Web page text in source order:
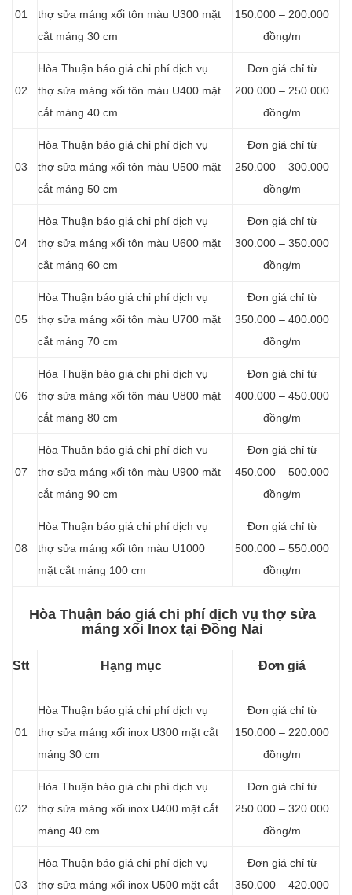
01
thợ sửa máng xối tôn màu U300 mặt
cắt máng 30 cm
150.000 – 200.000
đồng/m
02
Hòa Thuận báo giá chi phí dịch vụ
thợ sửa máng xối tôn màu U400 mặt
cắt máng 40 cm
Đơn giá chỉ từ
200.000 – 250.000
đồng/m
03
Hòa Thuận báo giá chi phí dịch vụ
thợ sửa máng xối tôn màu U500 mặt
cắt máng 50 cm
Đơn giá chỉ từ
250.000 – 300.000
đồng/m
04
Hòa Thuận báo giá chi phí dịch vụ
thợ sửa máng xối tôn màu U600 mặt
cắt máng 60 cm
Đơn giá chỉ từ
300.000 – 350.000
đồng/m
05
Hòa Thuận báo giá chi phí dịch vụ
thợ sửa máng xối tôn màu U700 mặt
cắt máng 70 cm
Đơn giá chỉ từ
350.000 – 400.000
đồng/m
06
Hòa Thuận báo giá chi phí dịch vụ
thợ sửa máng xối tôn màu U800 mặt
cắt máng 80 cm
Đơn giá chỉ từ
400.000 – 450.000
đồng/m
07
Hòa Thuận báo giá chi phí dịch vụ
thợ sửa máng xối tôn màu U900 mặt
cắt máng 90 cm
Đơn giá chỉ từ
450.000 – 500.000
đồng/m
08
Hòa Thuận báo giá chi phí dịch vụ
thợ sửa máng xối tôn màu U1000
mặt cắt máng 100 cm
Đơn giá chỉ từ
500.000 – 550.000
đồng/m
Hòa Thuận báo giá chi phí dịch vụ thợ sửa
máng xối Inox tại Đồng Nai
Stt Hạng mục Đơn giá
01
Hòa Thuận báo giá chi phí dịch vụ
thợ sửa máng xối inox U300 mặt cắt
máng 30 cm
Đơn giá chỉ từ
150.000 – 220.000
đồng/m
02
Hòa Thuận báo giá chi phí dịch vụ
thợ sửa máng xối inox U400 mặt cắt
máng 40 cm
Đơn giá chỉ từ
250.000 – 320.000
đồng/m
03
Hòa Thuận báo giá chi phí dịch vụ
thợ sửa máng xối inox U500 mặt cắt
Đơn giá chỉ từ
350.000 – 420.000